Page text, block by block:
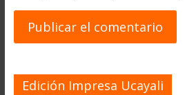
Edición Impresa Ucayali